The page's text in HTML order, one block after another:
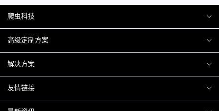
爬虫科技
爬虫案例
关于爬虫
高级定制方案
H5互动营销
微信小程序
解决方案
商城解决方案
商城会员积分商城解决方案
友情链接